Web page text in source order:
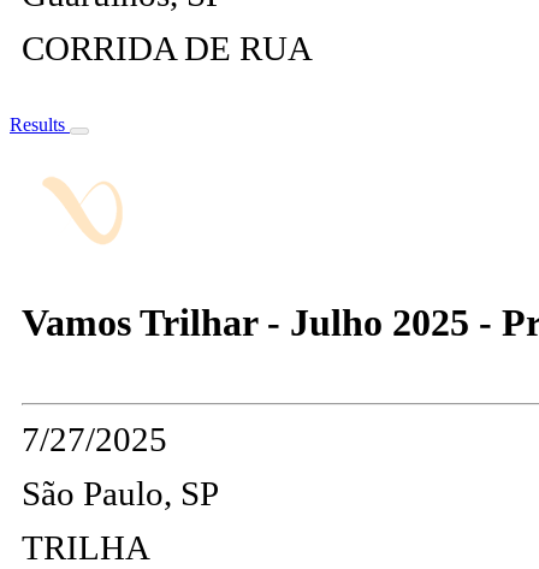
CORRIDA DE RUA
Results
Vamos Trilhar - Julho 2025 -
7/27/2025
São Paulo, SP
TRILHA